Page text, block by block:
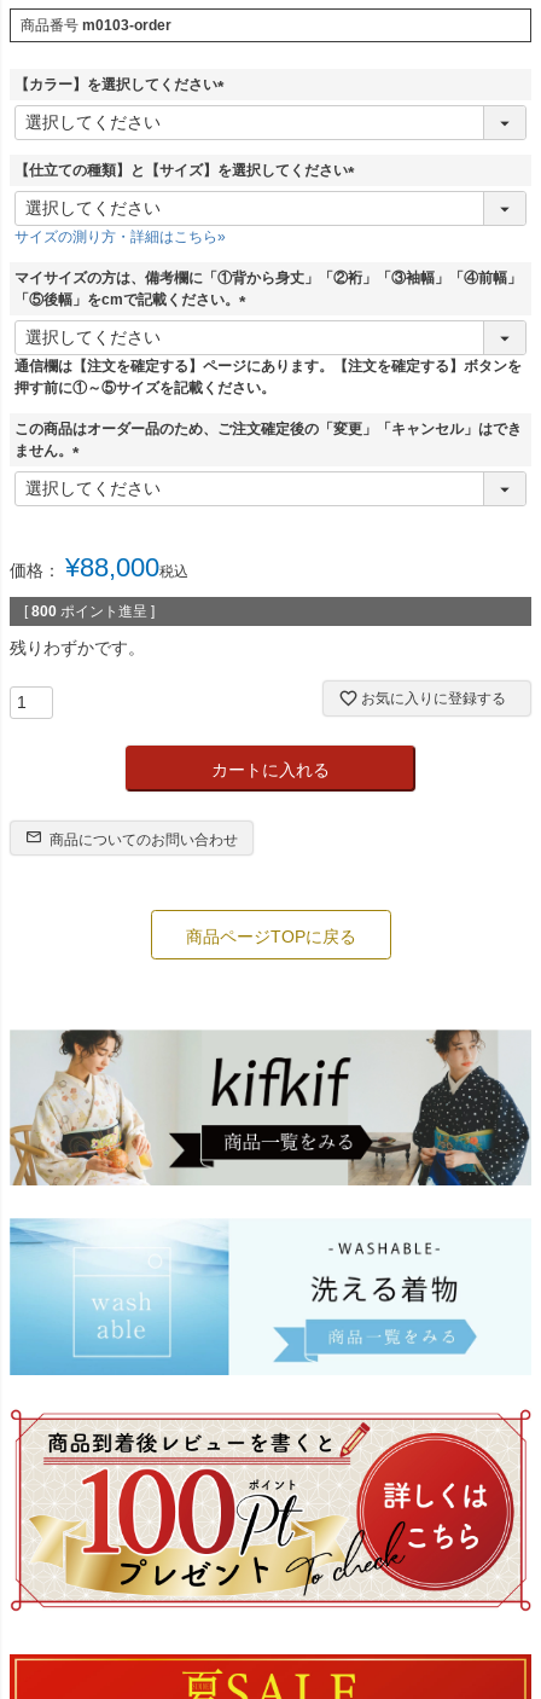
商品番号 m0103-order
【カラー】を選択してください
(
)
【仕立ての種類】と【サイズ】を選択してください
(
サイズの測り方・詳細はこちら»
マイサイズの方は、備考欄に「①背から身丈」「②裄」「③袖幅」「④前幅」
「⑤後幅」をcmで記載ください。
(
須
)
通信欄は【注文を確定する】ページにあります。【注文を確定する】ボタンを
押す前に①～⑤サイズを記載ください。
この商品はオーダー品のため、ご注文確定後の「変更」「キャンセル」はでき
ません。
(
必
価格： ¥88,000税込
[ 800 ポイント進呈 ]
残りわずかです。
お気に入りに登録する
カートに入れる
商品についてのお問い合わせ
商品ページTOPに戻る